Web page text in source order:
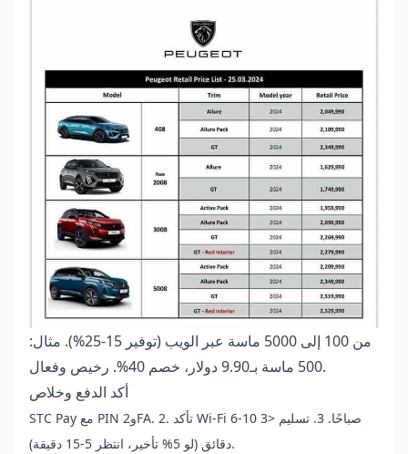
من 100 إلى 5000 ماسة عبر الويب (توفير 15-25%). مثال:
500 ماسة بـ9.90 دولار، خصم 40%. رخيص وفعال.
أكد الدفع وخلاص
STC Pay مع PIN و2FA. 2. تأكد Wi-Fi 6-10 صباحًا. 3. تسليم <3
دقائق (لو 5% تأخير، انتظر 5-15 دقيقة).